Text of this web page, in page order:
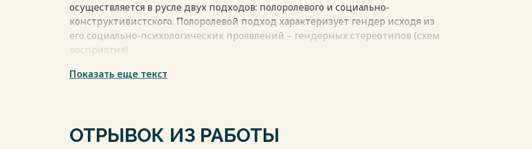
Весь текст будет доступенпосле покупки
осуществляется в русле двух подходов: полоролевого и социально-
конструктивистского. Полоролевой подход характеризует гендер исходя из
его социально-психологических проявлений – гендерных стереотипов (схем
восприятия).
гендерной идентичности и показателей личностных характеристик в
подростковом возрасте является не достаточно изученной. Актуальность
Показать еще текст
ОТРЫВОК ИЗ РАБОТЫ